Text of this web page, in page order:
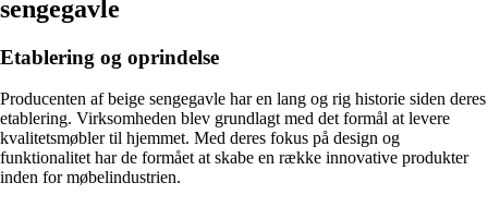
sengegavle
Etablering og oprindelse
Producenten af beige sengegavle har en lang og rig historie siden deres
etablering. Virksomheden blev grundlagt med det formål at levere
kvalitetsmøbler til hjemmet. Med deres fokus på design og
funktionalitet har de formået at skabe en række innovative produkter
inden for møbelindustrien.